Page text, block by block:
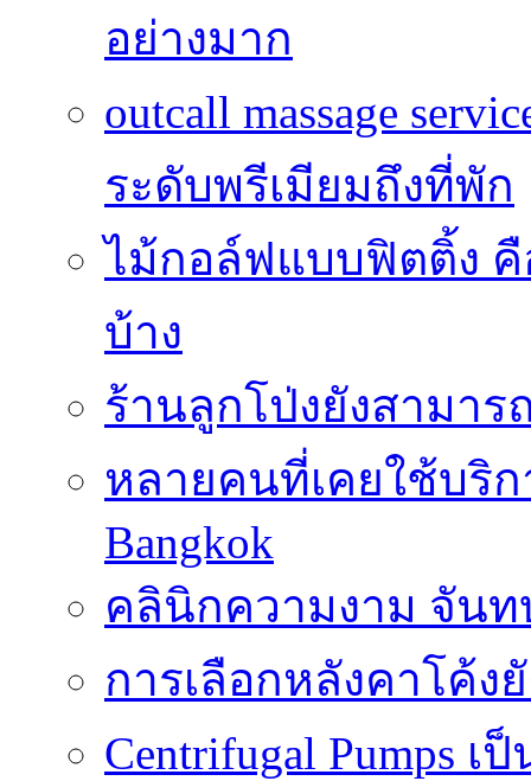
อย่างมาก
outcall massage
ระดับพรีเมียมถึงที่พัก
ไม้กอล์ฟแบบฟิตติ้ง คื
บ้าง
ร้านลูกโป่งยังสามา
หลายคนที่เคยใช้บริกา
Bangkok
คลินิกความงาม จันท
การเลือกหลังคาโค้
Centrifugal Pumps